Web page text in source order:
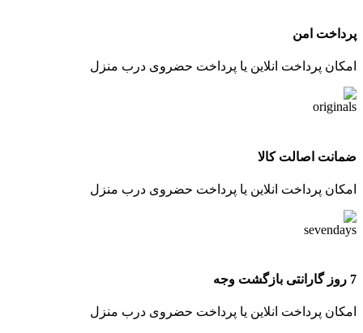
پرداخت امن
امکان پرداخت انلاین یا پرداخت حضروی درب منزل
ضمانت اصالت کالا
امکان پرداخت انلاین یا پرداخت حضروی درب منزل
7 روز گارانتی بازگشت وجه
امکان پرداخت انلاین یا پرداخت حضروی درب منزل